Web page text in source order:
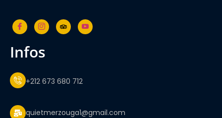
infos
+212 673 680 712
quietmerzouga1@gmail.com